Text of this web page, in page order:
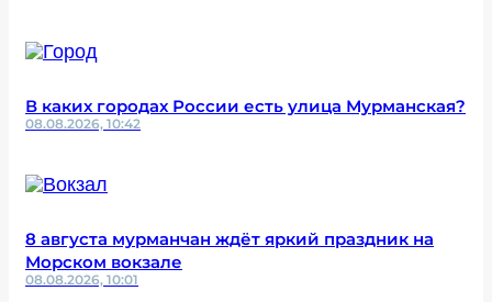
В каких городах России есть улица Мурманская?
08.08.2026, 10:42
8 августа мурманчан ждёт яркий праздник на
Морском вокзале
08.08.2026, 10:01